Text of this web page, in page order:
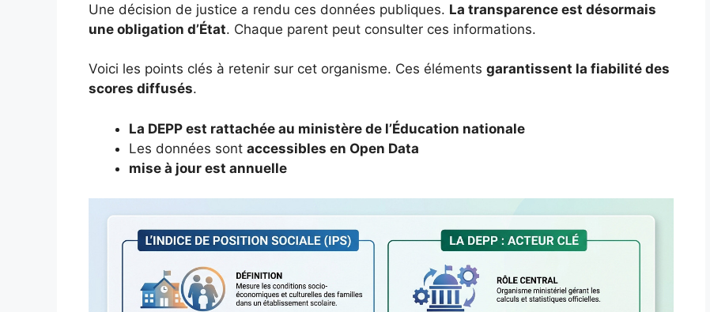
Une décision de justice a rendu ces données publiques. La transparence est désormais
une obligation d’État. Chaque parent peut consulter ces informations.
Voici les points clés à retenir sur cet organisme. Ces éléments garantissent la fiabilité des
scores diffusés.
La DEPP est rattachée au ministère de l’Éducation nationale
Les données sont accessibles en Open Data
mise à jour est annuelle